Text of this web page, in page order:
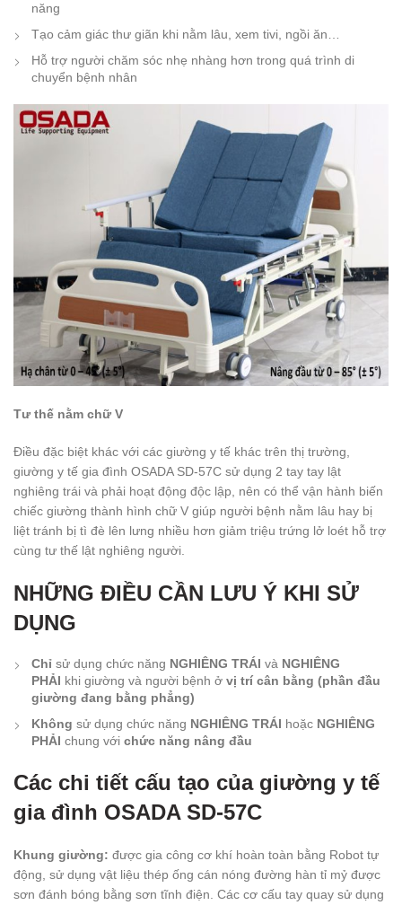
năng
Tạo cảm giác thư giãn khi nằm lâu, xem tivi, ngồi ăn…
Hỗ trợ người chăm sóc nhẹ nhàng hơn trong quá trình di
chuyển bệnh nhân
Tư thế nằm chữ V
Điều đặc biệt khác với các giường y tế khác trên thị trường,
giường y tế gia đình OSADA SD-57C sử dụng 2 tay tay lật
nghiêng trái và phải hoạt động độc lập, nên có thể vận hành biến
chiếc giường thành hình chữ V giúp người bệnh nằm lâu hay bị
liệt tránh bị tì đè lên lưng nhiều hơn giảm triệu trứng lở loét hỗ trợ
cùng tư thế lật nghiêng người.
NHỮNG ĐIỀU CẦN LƯU Ý KHI SỬ
DỤNG
Chỉ sử dụng chức năng NGHIÊNG TRÁI và NGHIÊNG
PHẢI khi giường và người bệnh ở vị trí cân bằng (phần đầu
giường đang bằng phẳng)
Không sử dụng chức năng NGHIÊNG TRÁI hoặc NGHIÊNG
PHẢI chung với chức năng nâng đầu
Các chi tiết cấu tạo của giường y tế
gia đình OSADA SD-57C
Khung giường: được gia công cơ khí hoàn toàn bằng Robot tự
động, sử dụng vật liệu thép ống cán nóng đường hàn tỉ mỷ được
sơn đánh bóng bằng sơn tĩnh điện. Các cơ cấu tay quay sử dụng